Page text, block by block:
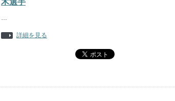
木選手
…
詳細を見る